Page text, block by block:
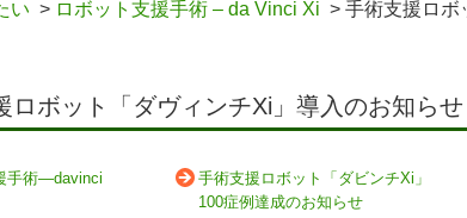
い > ロボット支援手術 – da Vinci Xi > 手術支援ロボ
ロボット「ダヴィンチXi」導入のお知らせ
手術―davinci
手術支援ロボット「ダビンチXi」
100症例達成のお知らせ